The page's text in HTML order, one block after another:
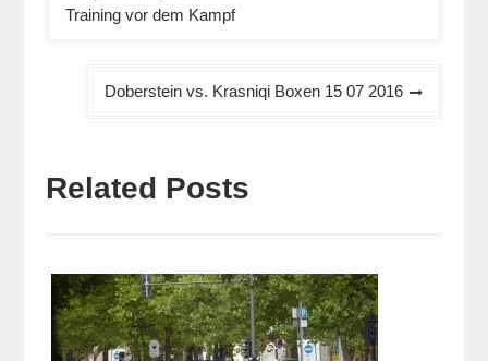
Training vor dem Kampf
Doberstein vs. Krasniqi Boxen 15 07 2016
Related Posts